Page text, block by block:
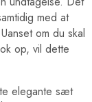
med at
om du skal
op, vil dette
elegante sæt